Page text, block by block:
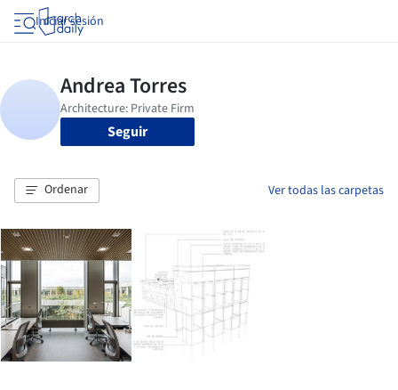
Iniciar sesión
Seguir
Ordenar Ver todas las carpetas